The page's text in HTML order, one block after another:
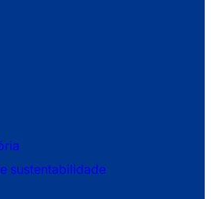
sustentabilidade